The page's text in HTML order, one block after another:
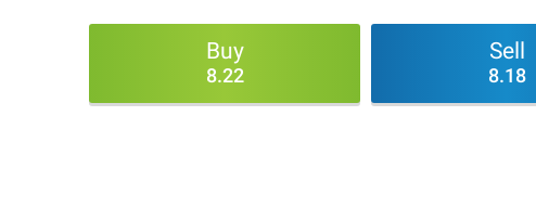
Buy
8.22
Sell
8.18